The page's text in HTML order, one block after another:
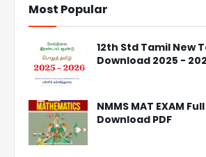
Most Popular
12th Std Tamil New
Download 2025 -
NMMS MAT EXAM
Download PDF